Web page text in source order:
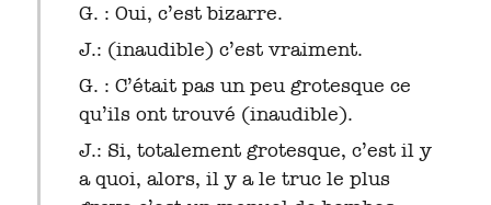
G. : Oui, c’est bizarre.
J.: (inaudible) c’est vraiment.
G. : C’était pas un peu grotesque ce
qu’ils ont trouvé (inaudible).
J.: Si, totalement grotesque, c’est il y
a quoi, alors, il y a le truc le plus